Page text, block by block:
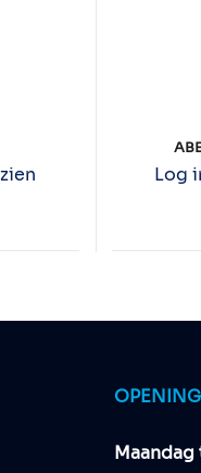
70cl aantal
Log